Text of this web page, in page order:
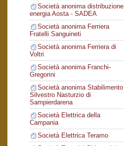
Società anonima distribuzione
energia Aosta - SADEA
Società anonima Ferriera
Fratelli Sanguineti
Società anonima Ferriera di
Voltri
Società anonima Franchi-
Gregorini
Società anonima Stabilimento
Silvestro Nasturzio di
Sampierdarena
Società Elettrica della
Campania
Società Elettrica Teramo